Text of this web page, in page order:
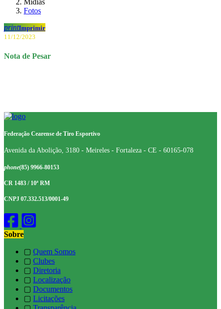
Mídias
Fotos
printImprimir
11/12/2023
Nota de Pesar
Federação Cearense de Tiro Esportivo
Avenida da Abolição, 3180 - Meireles - Fortaleza - CE - 60165-078
phone(85) 9966-80153
CR 1483 / 10ª RM
CNPJ 07.332.513/0001-49
Sobre
▢ Quem Somos
▢ Clubes
▢ Diretoria
▢ Localização
▢ Documentos
▢ Licitações